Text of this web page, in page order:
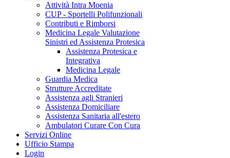
Attività Intra Moenia
CUP - Sportelli Polifunzionali
Contributi e Rimborsi
Medicina Legale Valutazione
Sinistri ed Assistenza Protesica
Assistenza Protesica e
Integrativa
Medicina Legale
Guardia Medica
Strutture Accreditate
Assistenza agli Stranieri
Assistenza Domiciliare
Assistenza Sanitaria all'estero
Ambulatori Curare Con Cura
Servizi Online
Ufficio Stampa
Login